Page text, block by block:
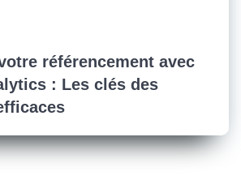
référencement avec
: Les clés des